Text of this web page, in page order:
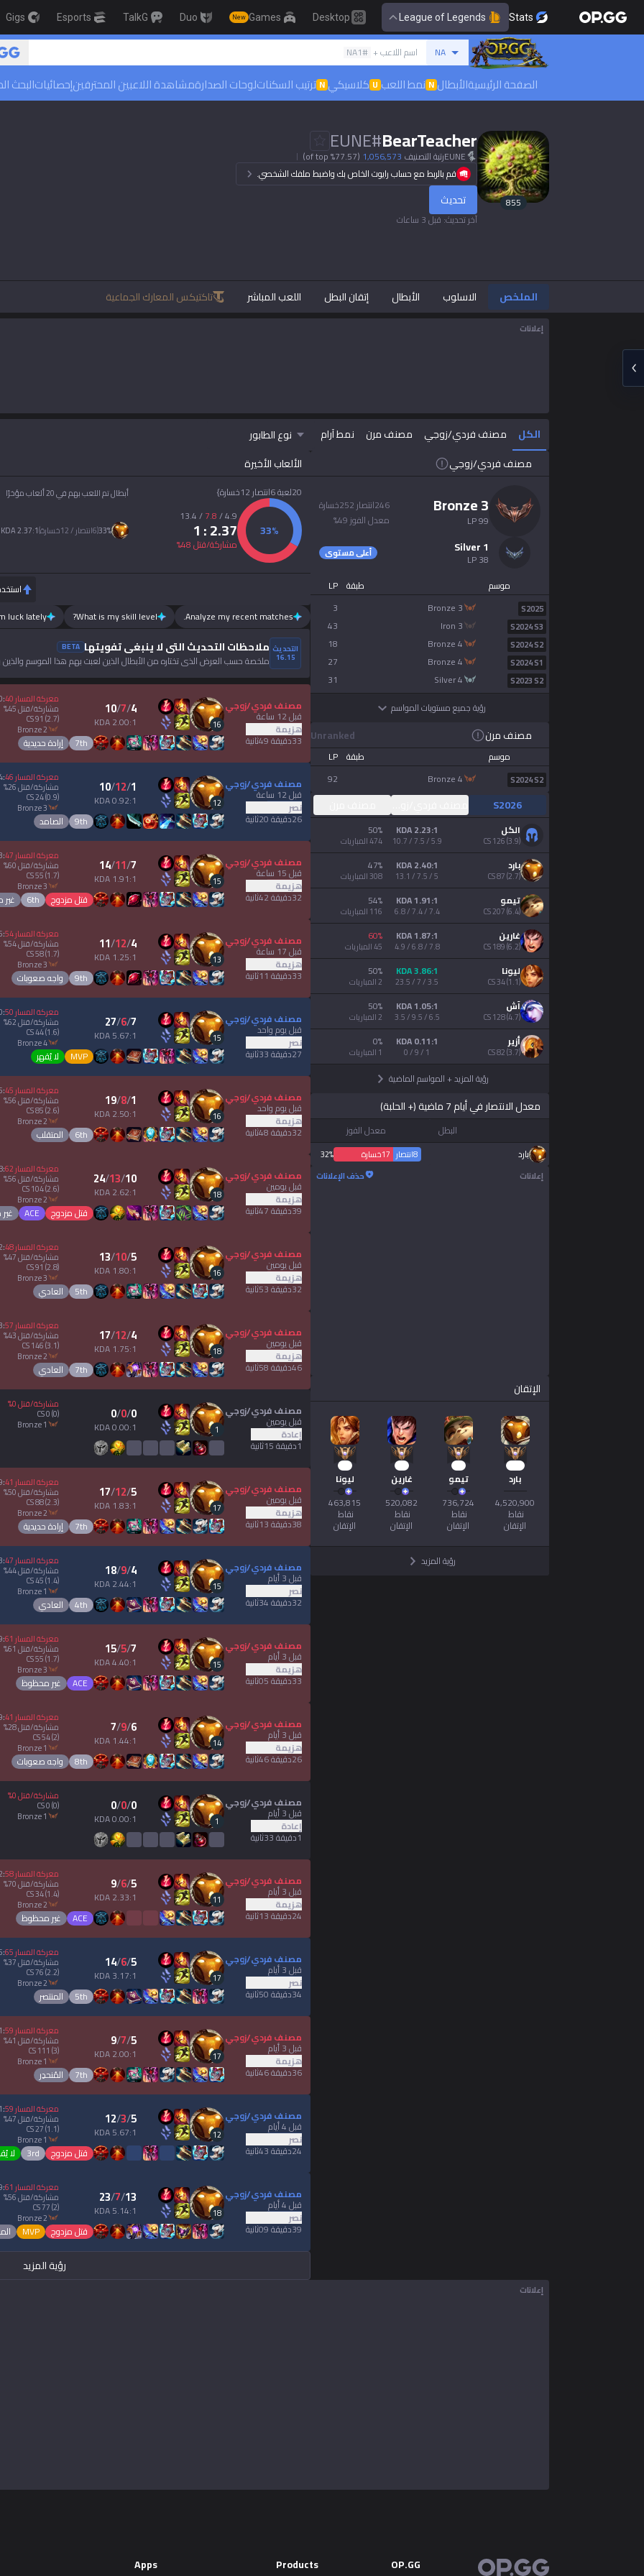
Stats
League of Legends
Desktop
Games
New
Duo
TalkG
Esports
Gigs
NA بحث عن المستدعي
اسم اللاعب + #NA1
الصفحة الرئيسيةالأبطال N نمط اللعب U كلاسيكي Nترتيب السكناتلوحات الصدارةمشاهدة اللاعبين المحترفينإحصائياتالبحث
855
BearTeacher
#
EUNE EUNEرتبة التصنيف 1,056,573
(77.57% of top)
قم بالربط مع حساب رايوت الخاص بك واضبط ملفك الشخصي.
تحديث
آخر تحديث:قبل 3 ساعات
الملخص الاسلوب الأبطال إتقان البطل اللعب المباشر تاكتيكس المعارك الجماعية
إعلانات
الكل مصنف فردي/زوجي مصنف مرن نمط آرام
نوع الطابور
مصنف فردي/زوجي
bronze 3
99
246انتصار252خسارة
معدل الفوز49
%
silver 1
38 أعلى مستوى
موسم طبقة LP
S2025
bronze 3
3
S2024 S3
iron 3
43
S2024 S2
bronze 4
18
S2024 S1
bronze 4
27
S2023 S2
silver 4
31
رؤية جميع مستويات المواسم
مصنف مرن Unranked
موسم طبقة LP
S2024 S2
bronze 4
92
S2026
الكل
CS126(3.9)
2.23:1 KDA
5.9 / 7.5 / 10.7
50%
474المباريات
بارد
CS87(2.7)
2.40:1 KDA
5 / 7.5 / 13.1
47%
308المباريات
تيمو
CS207(6.4)
1.91:1 KDA
7.4 / 7.4 / 6.8
54%
116 المباريات
غارين
CS189(6.2)
1.87:1 KDA
7.8 / 6.8 / 4.9
60%
45المباريات
ليونا
CS34(1.1)
3.86:1 KDA
3.5 / 7 / 23.5
50%
2المباريات
آش
CS128(4.7)
1.05:1 KDA
6.5 / 9.5 / 3.5
50%
2المباريات
أزير
CS82(3.7)
0.11:1 KDA
1 / 9 / 0
0%
1 المباريات
رؤية المزيد+ المواسم الماضية
معدل الانتصار في أيام 7 ماضية (+ الحلبة)
البطل
معدل الفوز
بارد
8انتصار 17خسارة
32%
إعلانات
حذف الإعلانات
الإتقان
406
بارد
الإتقان
67
تيمو
الإتقان
47
غارين
الإتقان
42
ليونا
الإتقان
رؤية المزيد
الألعاب الأخيرة
20لعبة 6انتصار 12خسارة}
33%
4.9
/
7.8
/
13.4
2.37
: 1
مشاركة/قتل48
%
أبطال تم اللعب بهم في 20 ألعاب مؤخرًا
33%
(6انتصار / 12خسارة )
2.37:1 KDA
Analyze my recent matches.
What is my skill level?
luck lately?
التحديث
16.15
ملاحظات التحديث التي لا ينبغي تفويتها BETA
ملخصة حسب العرض الذي تختاره من الأبطال الذين لعبت بهم هذا الموسم
مصنف فردي/زوجي
قبل 12 ساعة
هزيمة
33دقيقة 49ثانية
16
4
/
7
/
10
2.00:1 KDA
معركة المسار40
:
مشاركة/قتل45
%
CS91 (2.7)
bronze 2
7th إرادة حديدية
مصنف فردي/زوجي
قبل 12 ساعة
نصر
26دقيقة 20ثانية
12
1
/
12
/
10
0.92:1 KDA
معركة المسار46
:
مشاركة/قتل26
%
CS24(0.9)
bronze 3
9th الصامد
مصنف فردي/زوجي
قبل 15 ساعة
هزيمة
32دقيقة 42ثانية
15
7
/
11
/
14
1.91:1 KDA
معركة المسار47
:
مشاركة/قتل60
%
CS55(1.7)
bronze 3
قتل مزدوج 6th
مصنف فردي/زوجي
قبل 17 ساعة
هزيمة
33دقيقة 11ثانية
13
4
/
12
/
11
1.25:1 KDA
معركة المسار54
:
مشاركة/قتل54
%
CS58(1.7)
bronze 3
9th واجه صعوبات
مصنف فردي/زوجي
قبل يوم واحد
نصر
27دقيقة 33ثانية
15
7
/
6
/
27
5.67:1 KDA
معركة المسار50
:
مشاركة/قتل62
%
CS44(1.6)
bronze 4
MVP لا يُقهر
مصنف فردي/زوجي
قبل يوم واحد
هزيمة
32دقيقة 48ثانية
16
1
/
8
/
19
2.50:1 KDA
معركة المسار45
:
مشاركة/قتل56
%
CS85(2.6)
bronze 2
6th المتقلب
مصنف فردي/زوجي
قبل يومين
هزيمة
39دقيقة 47ثانية
18
10
/
13
/
24
2.62:1 KDA
معركة المسار62
:
مشاركة/قتل56
%
CS104(2.6)
bronze 2
قتل مزدوج ACE
مصنف فردي/زوجي
قبل يومين
هزيمة
32دقيقة 53ثانية
16
5
/
10
/
13
1.80:1 KDA
معركة المسار48
:
مشاركة/قتل47
%
CS91 (2.8)
bronze 3
5th العادي
مصنف فردي/زوجي
قبل يومين
هزيمة
46دقيقة 58ثانية
18
4
/
12
/
17
1.75:1 KDA
معركة المسار57
:
مشاركة/قتل43
%
CS146(3.1)
bronze 2
7th العادي
مصنف فردي/زوجي
قبل يومين
إعادة
1دقيقة 15ثانية
1
0
/
0
/
0
0.00:1 KDA
مشاركة/قتل0
%
CS0(0)
bronze 1
مصنف فردي/زوجي
قبل يومين
هزيمة
38دقيقة 13ثانية
17
5
/
12
/
17
1.83:1 KDA
معركة المسار 41
:
مشاركة/قتل50
%
CS88(2.3)
bronze 2
7th إرادة حديدية
مصنف فردي/زوجي
قبل 3 أيام
نصر
32دقيقة 34ثانية
15
4
/
9
/
18
2.44:1 KDA
معركة المسار47
:
مشاركة/قتل44
%
CS45(1.4)
bronze 1
4th العادي
مصنف فردي/زوجي
قبل 3 أيام
هزيمة
33دقيقة 05ثانية
15
7
/
5
/
15
4.40:1 KDA
معركة المسار 61
:
مشاركة/قتل 61
%
CS55(1.7)
bronze 3
ACE غير محظوظ
مصنف فردي/زوجي
قبل 3 أيام
هزيمة
26دقيقة 46ثانية
14
6
/
9
/
7
1.44:1 KDA
معركة المسار 41
:
مشاركة/قتل28
%
CS54(2)
bronze 1
8th واجه صعوبات
مصنف فردي/زوجي
قبل 3 أيام
إعادة
1دقيقة 33ثانية
1
0
/
0
/
0
0.00:1 KDA
مشاركة/قتل0
%
CS0(0)
bronze 1
مصنف فردي/زوجي
قبل 3 أيام
هزيمة
24دقيقة 13ثانية
11
5
/
6
/
9
2.33:1 KDA
معركة المسار58
:
مشاركة/قتل70
%
CS34(1.4)
bronze 2
ACE غير محظوظ
مصنف فردي/زوجي
قبل 3 أيام
نصر
34دقيقة 50ثانية
17
5
/
6
/
14
3.17:1 KDA
معركة المسار65
:
مشاركة/قتل37
%
CS76(2.2)
bronze 2
5th المنتصر
مصنف فردي/زوجي
قبل 3 أيام
هزيمة
36دقيقة 46ثانية
17
5
/
7
/
9
2.00:1 KDA
معركة المسار59
:
مشاركة/قتل 41
%
CS111 (3)
bronze 1
7th المُنحدِر
مصنف فردي/زوجي
قبل 4 أيام
نصر
24دقيقة 43ثانية
12
5
/
3
/
12
5.67:1 KDA
معركة المسار59
:
مشاركة/قتل47
%
CS27(1.1)
bronze 1
قتل مزدوج 3rd لا
مصنف فردي/زوجي
قبل 4 أيام
نصر
39دقيقة 09ثانية
18
13
/
7
/
23
5.14:1 KDA
معركة المسار 61
:
مشاركة/قتل56
%
CS77(2)
bronze 2
قتل مزدوج MVP
رؤية المزيد
إعلانات
OP.GG
OP.GG
Products
Apps
français